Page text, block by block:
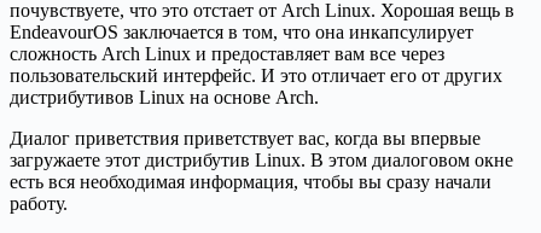
почувствуете, что это отстает от Arch Linux. Хорошая вещь в
EndeavourOS заключается в том, что она инкапсулирует
сложность Arch Linux и предоставляет вам все через
пользовательский интерфейс. И это отличает его от других
дистрибутивов Linux на основе Arch.
Диалог приветствия приветствует вас, когда вы впервые
загружаете этот дистрибутив Linux. В этом диалоговом окне
есть вся необходимая информация, чтобы вы сразу начали
работу.